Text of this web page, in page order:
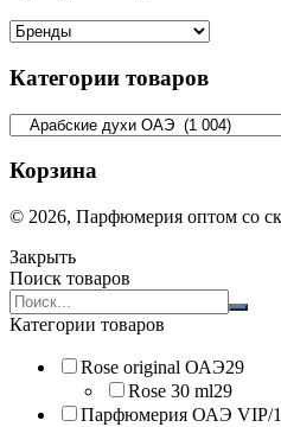
Категории товаров
Корзина
© 2026, Парфюмерия оптом со
Закрыть
Поиск товаров
Search
products:
Категории товаров
Rose original ОАЭ29
Rose 30 ml29
Парфюмерия ОАЭ VIP/